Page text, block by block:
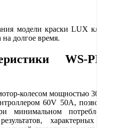
модели краски LUX класса
на долгое время.
WS-PRO
колесом мощностью 3000w
60V 50A, позволяет
минимальном потреблении
характерных для